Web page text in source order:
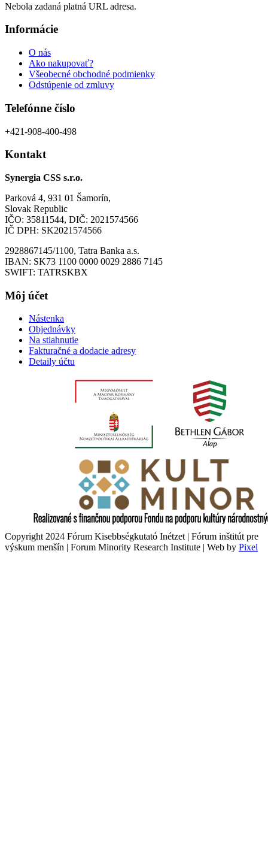
Nebola zadaná platná URL adresa.
Informácie
O nás
Ako nakupovať?
Všeobecné obchodné podmienky
Odstúpenie od zmluvy
Telefónne číslo
+421-908-400-498
Kontakt
Synergia CSS s.r.o.
Parková 4, 931 01 Šamorín,
Slovak Republic
IČO: 35811544, DIČ: 2021574566
IČ DPH: SK2021574566
2928867145/1100, Tatra Banka a.s.
IBAN: SK73 1100 0000 0029 2886 7145
SWIFT: TATRSKBX
Môj účet
Nástenka
Objednávky
Na stiahnutie
Fakturačné a dodacie adresy
Detaily účtu
Copyright 2024 Fórum Kisebbségkutató Inétzet | Fórum inštitút pre
výskum menšín | Forum Minority Research Institute | Web by Pixel